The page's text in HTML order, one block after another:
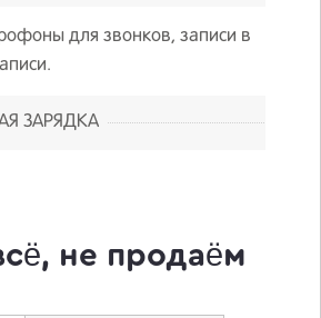
не продаём
для звонков, записи в
ЗАРЯДКА